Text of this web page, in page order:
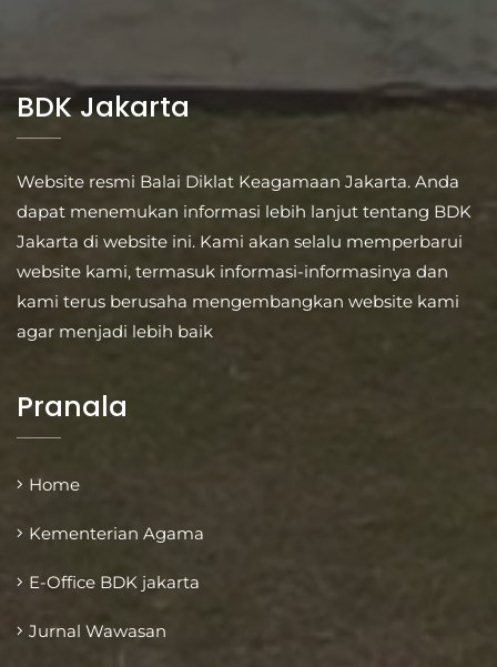
BDK Jakarta
Website resmi Balai Diklat Keagamaan Jakarta. Anda
dapat menemukan informasi lebih lanjut tentang BDK
Jakarta di website ini. Kami akan selalu memperbarui
website kami, termasuk informasi-informasinya dan
kami terus berusaha mengembangkan website kami
agar menjadi lebih baik
Pranala
Home
Kementerian Agama
E-Office BDK jakarta
Jurnal Wawasan